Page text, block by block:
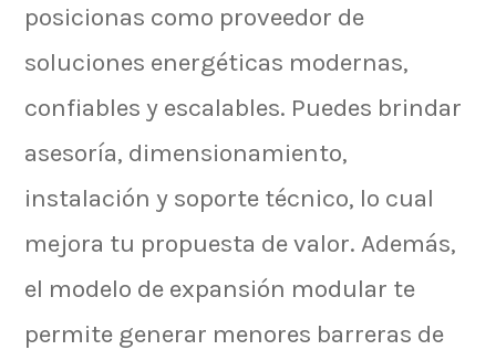
posicionas como proveedor de
soluciones energéticas modernas,
confiables y escalables. Puedes brindar
asesoría, dimensionamiento,
instalación y soporte técnico, lo cual
mejora tu propuesta de valor. Además,
el modelo de expansión modular te
permite generar menores barreras de